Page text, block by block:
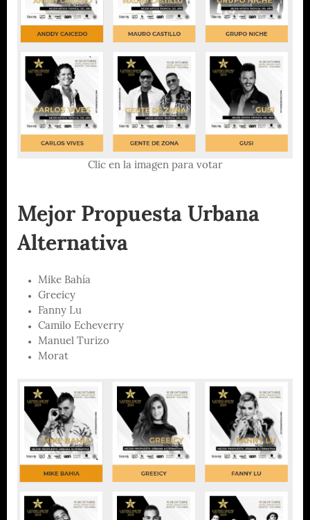
Clic en la imagen para votar
Mejor Propuesta Urbana
Alternativa
Mike Bahía
Greeicy
Fanny Lu
Camilo Echeverry
Manuel Turizo
Morat